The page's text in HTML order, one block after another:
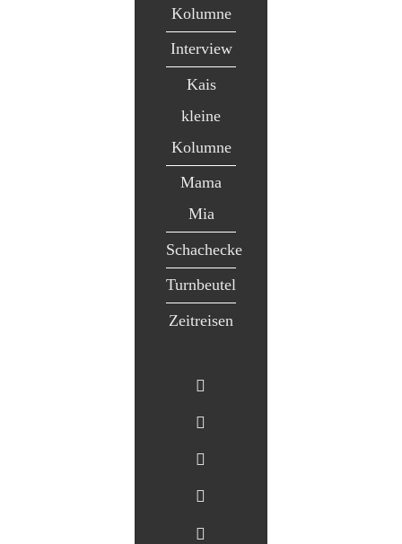
Kolumne
Interview
Kais
kleine
Kolumne
Mama
Mia
Schachecke
Turnbeutel
Zeitreisen